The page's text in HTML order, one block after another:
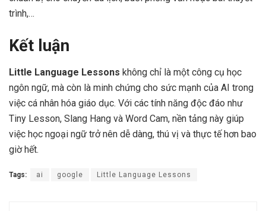
trình,…
Kết luận
Little Language Lessons không chỉ là một công cụ học
ngôn ngữ, mà còn là minh chứng cho sức mạnh của AI trong
việc cá nhân hóa giáo dục. Với các tính năng độc đáo như
Tiny Lesson, Slang Hang và Word Cam, nền tảng này giúp
việc học ngoại ngữ trở nên dễ dàng, thú vị và thực tế hơn bao
giờ hết.
Tags: ai google Little Language Lessons